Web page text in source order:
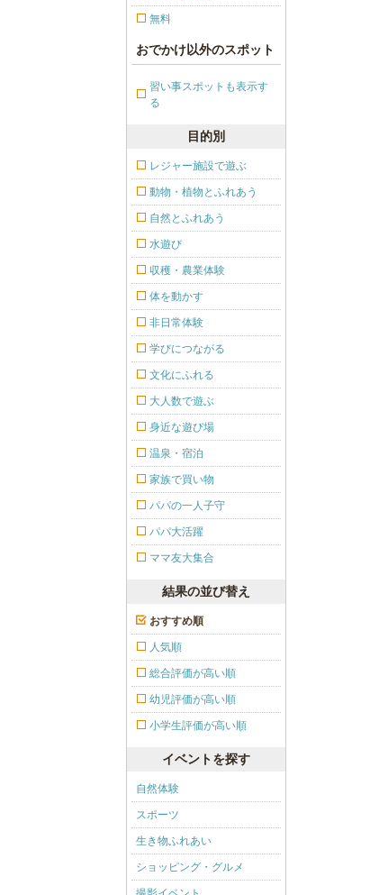
無料
おでかけ以外のスポット
習い事スポットも表示す
る
目的別
レジャー施設で遊ぶ
動物・植物とふれあう
自然とふれあう
水遊び
収穫・農業体験
体を動かす
非日常体験
学びにつながる
文化にふれる
大人数で遊ぶ
身近な遊び場
温泉・宿泊
家族で買い物
パパの一人子守
パパ大活躍
ママ友大集合
結果の並び替え
おすすめ順
人気順
総合評価が高い順
幼児評価が高い順
小学生評価が高い順
イベントを探す
自然体験
スポーツ
生き物ふれあい
ショッピング・グルメ